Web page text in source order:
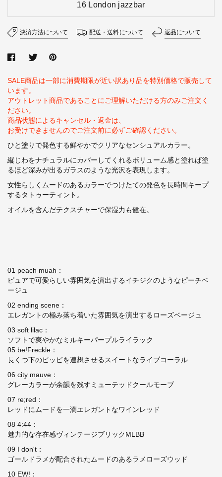
16 London jazzbar
決済方法について 配送・送料について 返品について
SALE商品は一部に消費期限が近い訳あり品を特別価格で販売して
います。
アウトレット商品であることにご理解いただける方のみご注文く
ださい。
商品状態によるキャンセル・返金は、
お受けできませんのでご注文前に必ずご確認ください。
ひと塗りで発色する鮮やかでクリアなセンシュアルカラー。
縦じわをナチュラルにカバーしてくれるボリューム感と塗れば塗
るほど深みが出るガラスのような光沢を表現します。
女性らしくムードのあるカラーでつけたての発色を長時間キープ
するタトゥーティント。
オイルを含んだテクスチャーで保湿力も健在。
01 peach muah ：
ピュアで可愛らしい雰囲気を演出するイチジクのようなピーチベ
ージュ
02 ending scene ：
エレガントの極み落ち着いた雰囲気を演出する ローズベージュ
03 soft lilac ：
ソフトで爽やかなミルキーパープルライラック
05 be!Freckle ：
長くつ下のピッピを連想させるスイートなライブコーラル
06 city mauve ：
グレーカラーが余韻を残すミューテッドクールモーブ
07 re;red ：
レッドにムードを一滴エレガントなワインレッド
08 4:44 ：
魅力的な存在感ヴィンテージブリックMLBB
09 I don't ：
ゴールドラメが配合されたムードのあるラメローズウッド
10 EW! ：